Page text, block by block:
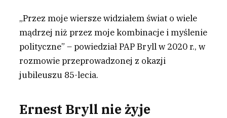
„Przez moje wiersze widziałem świat o wiele
mądrzej niż przez moje kombinacje i myślenie
polityczne” – powiedział PAP Bryll w 2020 r., w
rozmowie przeprowadzonej z okazji
jubileuszu 85-lecia.
Ernest Bryll nie żyje